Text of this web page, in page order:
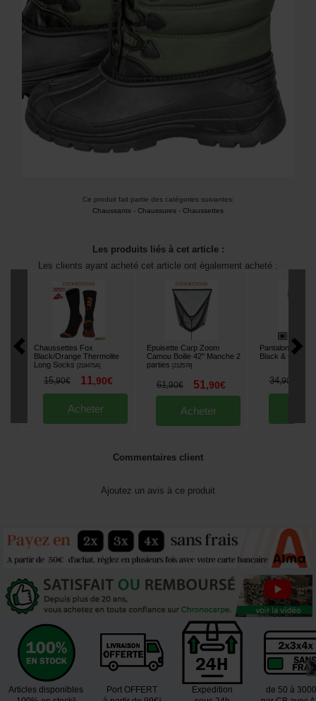
Ce produit fait partie des catégories suivantes:
Chaussants - Chaussures - Chaussettes
Les produits liés à cet article :
Les clients ayant acheté cet article ont également acheté :
Chaussettes Fox
Black/Orange Thermolite
Long Socks
218475A]
15,90€ 11,90€
Acheter
Epuisette Carp Zoom
Camou Boilie 42'' Manche 2
parties
212579]
61,90€ 51,90€
Acheter
Pantalon Fox
Black & Orange
34,90
Commentaires client
Ajoutez un avis à ce produit
Articles disponibles
Port OFFERT
Expedition
de 50 à